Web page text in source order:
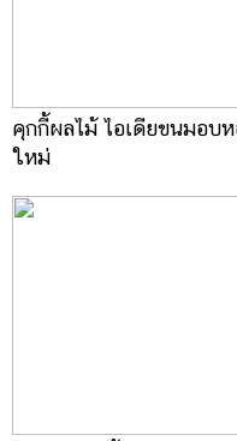
คุกกี้ผลไม้ ไอเดียขนมอบ
ใหม่